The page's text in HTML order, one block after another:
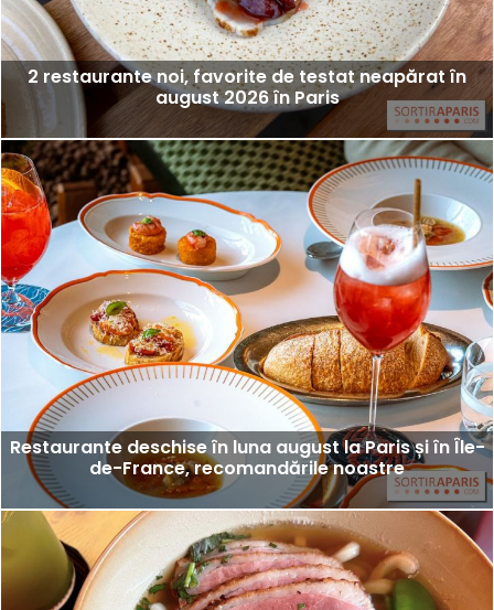
2 restaurante noi, favorite de testat neapărat în
august 2026 în Paris
Restaurante deschise în luna august la Paris și în Île-
de-France, recomandările noastre